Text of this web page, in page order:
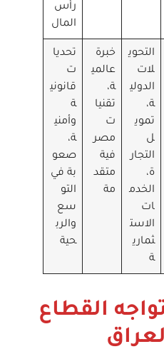
رأس
المال
التحوي
لات
الدولي
ة،
تموي
ل
التجار
ة،
الخدم
ات
الاست
ثماري
ة
خبرة
عالمي
ة،
تقنيا
ت
مصر
فية
متقد
مة
تحديا
ت
قانوني
ة
وأمني
ة،
صعو
بة في
التو
سع
والرب
حية
القطاع